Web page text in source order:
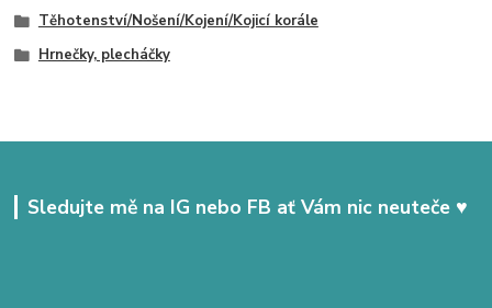
Těhotenství/Nošení/Kojení/Kojicí korále
Hrnečky, plecháčky
Sledujte mě na IG nebo FB ať Vám nic neuteče ♥